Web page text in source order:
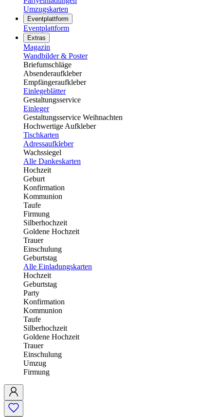
Umzugskarten
Eventplattform
Eventplattform
Extras
Magazin
Wandbilder & Poster
Briefumschläge
Absenderaufkleber
Empfängeraufkleber
Einlegeblätter
Gestaltungsservice
Einleger
Gestaltungsservice Weihnachten
Hochwertige Aufkleber
Tischkarten
Adressaufkleber
Wachssiegel
Alle Dankeskarten
Hochzeit
Geburt
Konfirmation
Kommunion
Taufe
Firmung
Silberhochzeit
Goldene Hochzeit
Trauer
Einschulung
Geburtstag
Alle Einladungskarten
Hochzeit
Geburtstag
Party
Konfirmation
Kommunion
Taufe
Silberhochzeit
Goldene Hochzeit
Trauer
Einschulung
Umzug
Firmung